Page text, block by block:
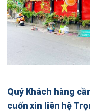
Quý Khách hàng
cuốn xin liên hệ